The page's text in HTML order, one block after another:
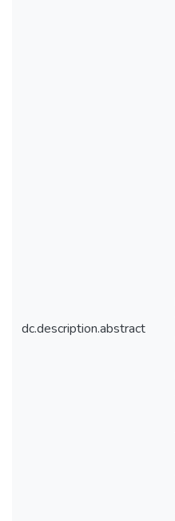
dc.description.abstract